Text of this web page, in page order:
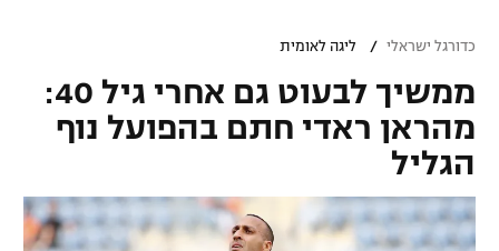
גביע הטוטו
ליגיונרים
גביע המדינה
ליגת האלופות
ליגה אירופית
ליגה אנגלית
כדורסל ישראלי
ליגת ווינר סל
ליגה לאומית
כדורסל עולמי
NBA
כדורגל ישראלי / ליגה לאומית
ממשיך לבעוט גם אחרי גיל 40:
מהראן ראדי חתם בהפועל נוף
הגליל